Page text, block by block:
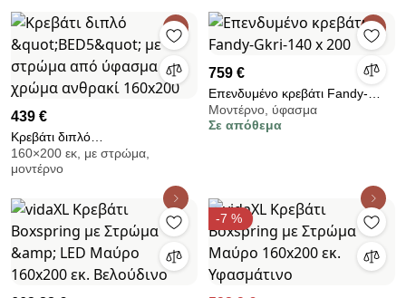
439 €
Κρεβάτι διπλό
&quot;BED5&quot; με στρώμα
από ύφασμα σε χρώμα ανθρακί
160×200 εκ, με στρώμα,
μοντέρνο
759 €
Επενδυμένο κρεβάτι Fandy-
Gkri-140 x 200
Μοντέρνο, ύφασμα
Σε απόθεμα
-7 %